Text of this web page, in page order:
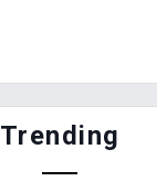
Trending